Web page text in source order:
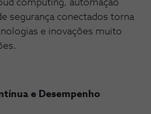
computing, automação
segurança conectados torna
e inovações muito
e Desempenho